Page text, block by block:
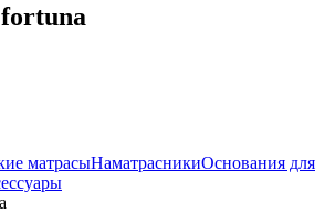
матрасыНаматрасникиОснования для